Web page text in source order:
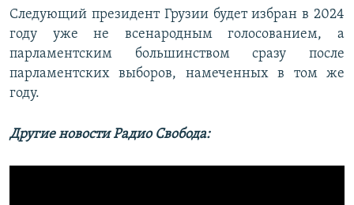
Следующий президент Грузии будет избран в 2024
году уже не всенародным голосованием, а
парламентским большинством сразу после
парламентских выборов, намеченных в том же
году.
Другие новости Радио Свобода: